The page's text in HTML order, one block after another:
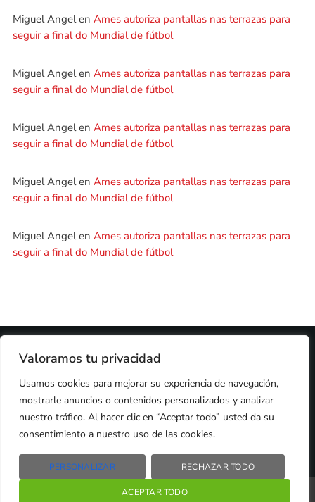
Valoramos tu privacidad
Usamos cookies para mejorar su experiencia de navegación,
mostrarle anuncios o contenidos personalizados y analizar
nuestro tráfico. Al hacer clic en “Aceptar todo” usted da su
consentimiento a nuestro uso de las cookies.
PERSONALIZAR RECHAZAR TODO
ACEPTAR TODO
Radio Líder Santiago – 97.7Fm
Miguel Angelen Ames autoriza pantallas nas terrazas para
seguir a final do Mundial de fútbol
Miguel Angelen Ames autoriza pantallas nas terrazas para
seguir a final do Mundial de fútbol
Miguel Angelen Ames autoriza pantallas nas terrazas para
seguir a final do Mundial de fútbol
Miguel Angelen Ames autoriza pantallas nas terrazas para
seguir a final do Mundial de fútbol
Miguel Angelen Ames autoriza pantallas nas terrazas para
seguir a final do Mundial de fútbol
2024 © PROPIEDAD DEDEZASETE MEDIA SL
COOKIES
AVISO LEGAL
PUBLICIDAD
CONTACTO